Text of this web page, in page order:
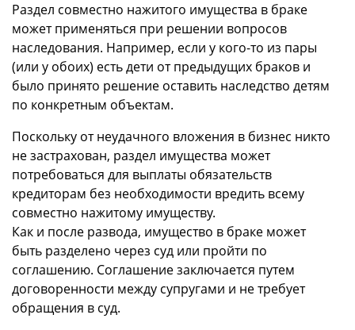
Раздел совместно нажитого имущества в браке
может применяться при решении вопросов
наследования. Например, если у кого-то из пары
(или у обоих) есть дети от предыдущих браков и
было принято решение оставить наследство детям
по конкретным объектам.
Поскольку от неудачного вложения в бизнес никто
не застрахован, раздел имущества может
потребоваться для выплаты обязательств
кредиторам без необходимости вредить всему
совместно нажитому имуществу.
Как и после развода, имущество в браке может
быть разделено через суд или пройти по
соглашению. Соглашение заключается путем
договоренности между супругами и не требует
обращения в суд.